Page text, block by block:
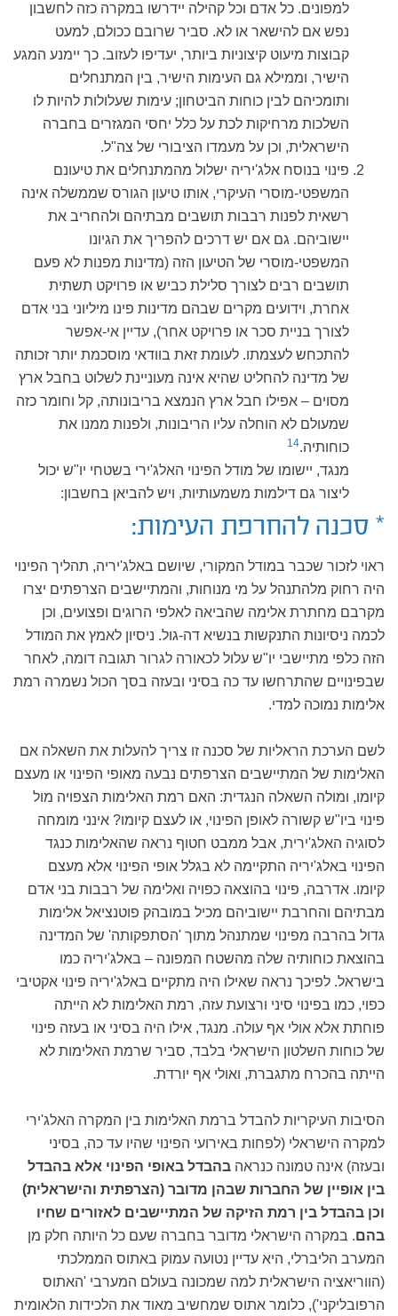
למפונים. כל אדם וכל קהילה יידרשו במקרה כזה לחשבון
נפש אם להישאר או לא. סביר שרובם ככולם, למעט
קבוצות מיעוט קיצוניות ביותר, יעדיפו לעזוב. כך יימנע המגע
הישיר, וממילא גם העימות הישיר, בין המתנחלים
ותומכיהם לבין כוחות הביטחון; עימות שעלולות להיות לו
השלכות מרחיקות לכת על כלל יחסי המגזרים בחברה
הישראלית, וכן על מעמדו הציבורי של צה"ל.
פינוי בנוסח אלג'יריה ישלול מהמתנחלים את טיעונם
המשפטי-מוסרי העיקרי, אותו טיעון הגורס שממשלה אינה
רשאית לפנות רבבות תושבים מבתיהם ולהחריב את
יישוביהם. גם אם יש דרכים להפריך את הגיונו
המשפטי-מוסרי של הטיעון הזה (מדינות מפנות לא פעם
תושבים רבים לצורך סלילת כביש או פרויקט תשתית
אחרת, וידועים מקרים שבהם מדינות פינו מיליוני בני אדם
לצורך בניית סכר או פרויקט אחר), עדיין אי-אפשר
להתכחש לעצמתו. לעומת זאת בוודאי מוסכמת יותר זכותה
של מדינה להחליט שהיא אינה מעוניינת לשלוט בחבל ארץ
מסוים – אפילו חבל ארץ הנמצא בריבונותה, קל וחומר כזה
שמעולם לא הוחלה עליו הריבונות, ולפנות ממנו את
כוחותיה.14
מנגד, יישומו של מודל הפינוי האלג'ירי בשטחי יו"ש יכול
ליצור גם דילמות משמעותיות, ויש להביאן בחשבון:
* סכנה להחרפת העימות:
ראוי לזכור שכבר במודל המקורי, שיושם באלג'יריה, תהליך הפינוי
היה רחוק מלהתנהל על מי מנוחות, והמתיישבים הצרפתים יצרו
מקרבם מחתרת אלימה שהביאה לאלפי הרוגים ופצועים, וכן
לכמה ניסיונות התנקשות בנשיא דה-גול. ניסיון לאמץ את המודל
הזה כלפי מתיישבי יו"ש עלול לכאורה לגרור תגובה דומה, לאחר
שבפינויים שהתרחשו עד כה בסיני ובעזה בסך הכול נשמרה רמת
אלימות נמוכה למדי.
לשם הערכת הראליות של סכנה זו צריך להעלות את השאלה אם
האלימות של המתיישבים הצרפתים נבעה מאופי הפינוי או מעצם
קיומו, ומולה השאלה הנגדית: האם רמת האלימות הצפויה מול
פינוי ביו"ש קשורה לאופן הפינוי, או לעצם קיומו? אינני מומחה
לסוגיה האלג'ירית, אבל ממבט חטוף נראה שהאלימות כנגד
הפינוי באלג'יריה התקיימה לא בגלל אופי הפינוי אלא מעצם
קיומו. אדרבה, פינוי בהוצאה כפויה ואלימה של רבבות בני אדם
מבתיהם והחרבת יישוביהם מכיל במובהק פוטנציאל אלימות
גדול בהרבה מפינוי שמתנהל מתוך 'הסתפקותה' של המדינה
בהוצאת כוחותיה שלה מהשטח המפונה – באלג'יריה כמו
בישראל. לפיכך נראה שאילו היה מתקיים באלג'יריה פינוי אקטיבי
כפוי, כמו בפינוי סיני ורצועת עזה, רמת האלימות לא הייתה
פוחתת אלא אולי אף עולה. מנגד, אילו היה בסיני או בעזה פינוי
של כוחות השלטון הישראלי בלבד, סביר שרמת האלימות לא
הייתה בהכרח מתגברת, ואולי אף יורדת.
הסיבות העיקריות להבדל ברמת האלימות בין המקרה האלג'ירי
למקרה הישראלי (לפחות באירועי הפינוי שהיו עד כה, בסיני
ובעזה) אינה טמונה כנראה בהבדל באופי הפינוי אלא בהבדל
בין אופיין של החברות שבהן מדובר (הצרפתית והישראלית)
וכן בהבדל בין רמת הזיקה של המתיישבים לאזורים שחיו
בהם. במקרה הישראלי מדובר בחברה שעם כל היותה חלק מן
המערב הליברלי, היא עדיין נטועה עמוק באתוס הממלכתי
(הווריאציה הישראלית למה שמכונה בעולם המערבי 'האתוס
הרפובליקני'), כלומר אתוס שמחשיב מאוד את הלכידות הלאומית